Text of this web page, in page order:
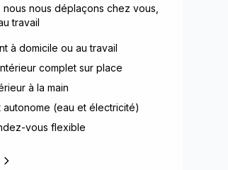
nous déplaçons chez vous,
travail
à domicile ou au travail
complet sur place
à la main
autonome (eau et électricité)
vous flexible